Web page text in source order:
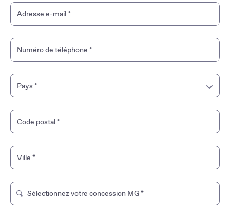
Adresse e-mail*
Numéro de téléphone *
Pays *
France
Guadeloupe
Code postal*
Ville *
Tapez pour rechercher un magasin de marque. Utilisez
Sélectionnez votre concession MG*